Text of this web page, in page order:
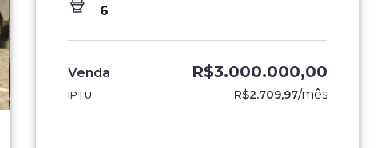
6
Venda R$3.000.000,00
IPTU R$2.709,97/mês